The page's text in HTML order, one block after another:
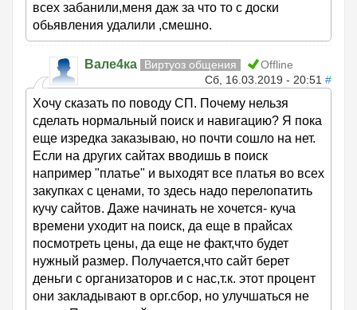
всех забанили,меня даж за что то с доски
обьявления удалили ,смешно.
Вале4ка Виртуоз общения
Offline
Сб, 16.03.2019 - 20:51 #
Хочу сказать по поводу СП. Почему нельзя
сделать нормальный поиск и навигацию? Я пока
еще изредка заказываю, но почти сошло на нет.
Если на других сайтах вводишь в поиск
например "платье" и выходят все платья во всех
закупках с ценами, то здесь надо перелопатить
кучу сайтов. Даже начинать не хочется- куча
времени уходит на поиск, да еще в прайсах
посмотреть цены, да еще не факт,что будет
нужный размер. Получается,что сайт берет
деньги с организаторов и с нас,т.к. этот процент
они закладывают в орг.сбор, но улучшаться не